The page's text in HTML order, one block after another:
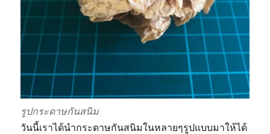
รูปกระดาษกันสนิม
วันนี้เราได้นำกระดาษกันสนิมในหลายๆรูปแบบมาให้ได้